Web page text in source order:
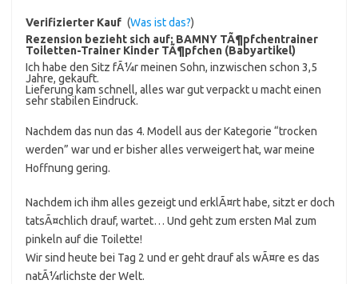
Verifizierter Kauf (Was ist das?)
Rezension bezieht sich auf: BAMNY TÃ¶pfchentrainer
Toiletten-Trainer Kinder TÃ¶pfchen (Babyartikel)
Ich habe den Sitz fÃ¼r meinen Sohn, inzwischen schon 3,5
Jahre, gekauft.
Lieferung kam schnell, alles war gut verpackt u macht einen
sehr stabilen Eindruck.
Nachdem das nun das 4. Modell aus der Kategorie “trocken
werden” war und er bisher alles verweigert hat, war meine
Hoffnung gering.
Nachdem ich ihm alles gezeigt und erklÃ¤rt habe, sitzt er doch
tatsÃ¤chlich drauf, wartet… Und geht zum ersten Mal zum
pinkeln auf die Toilette!
Wir sind heute bei Tag 2 und er geht drauf als wÃ¤re es das
natÃ¼rlichste der Welt.